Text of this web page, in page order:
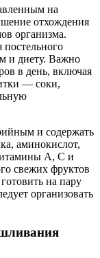
на
отхождения
организма.
и диету. Важно
в день, включая
— соки,
и содержать
аминокислот,
А, С и
свежих фруктов
на пару
организовать